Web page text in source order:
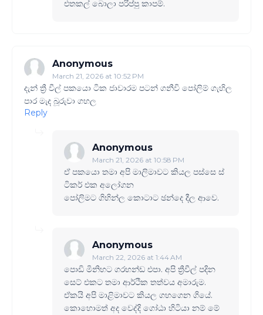
එතකල් බොලා පරිප්පු කාපම්.
Anonymous
March 21, 2026 at 10:52 PM
දැන් ත්‍රී වීල් පකයො ටික ජාවාරම පටන් ගනීවි පෝලිම් ගැහිල
පාර මැද බූරුවා ගහල
Reply
Anonymous
March 21, 2026 at 10:58 PM
ඒ පකයො තමා අපි මාලිමාවට කියල පස්සෙ ස්
ටිකර් එක අලෝගන
පෝලිමට ගිහින්ල කොටාට ඡන්දෙ දීල ආවෙ.
Anonymous
March 22, 2026 at 1:44 AM
පොඩි මිනිහට ගරහන්ඩ එපා. අපි ත්‍රීවීල් පදින
සෙට් එකට තමා ආර්ථික තත්වය අමාරුම.
ඒකයි අපි මාළිමාවට කියල ගහගෙන ගියේ.
කොහොමත් අද වෙද්දි ගෝඨා හිටියා නම් මේ